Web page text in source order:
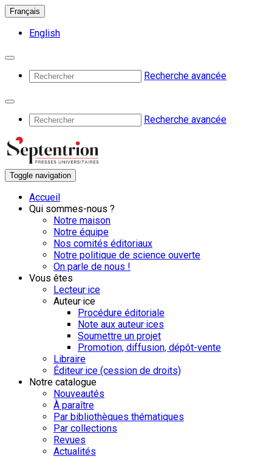
Français
English
Recherche avancée
Recherche avancée
Toggle navigation
Accueil
Qui sommes-nous ?
Notre maison
Notre équipe
Nos comités éditoriaux
Notre politique de science ouverte
On parle de nous !
Vous êtes
Lecteur·ice
Auteur·ice
Procédure éditoriale
Note aux auteur·ices
Soumettre un projet
Promotion, diffusion, dépôt-vente
Libraire
Éditeur·ice (cession de droits)
Notre catalogue
Nouveautés
À paraître
Par bibliothèques thématiques
Par collections
Revues
Actualités